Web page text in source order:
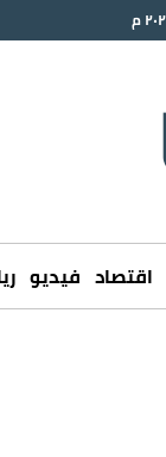
اقتصاد فيديو